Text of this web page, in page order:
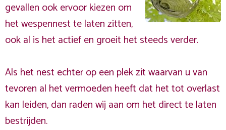
gevallen ook ervoor kiezen om
het wespennest te laten zitten,
ook al is het actief en groeit het steeds verder.
Als het nest echter op een plek zit waarvan u van
tevoren al het vermoeden heeft dat het tot overlast
kan leiden, dan raden wij aan om het direct te laten
bestrijden.